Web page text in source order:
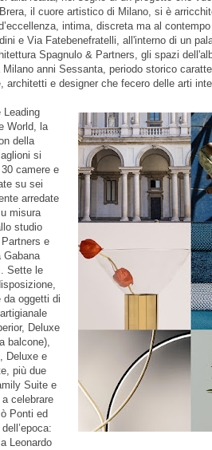
il cuore artistico di Milano, si è
intima, discreta ma al
e Via Fatebenefratelli, all'interno di un
Spagnulo & Partners, gli spazi
Milano anni Sessanta, periodo storico
architetti e designer che fecero delle arti
Leading
World, la
della
si
camere e
su sei
arredate
misura
studio
e
Gabana
Sette le
da oggetti di
Deluxe
balcone),
Deluxe e
più due
Suite e
celebrare
Ponti ed
Leonardo